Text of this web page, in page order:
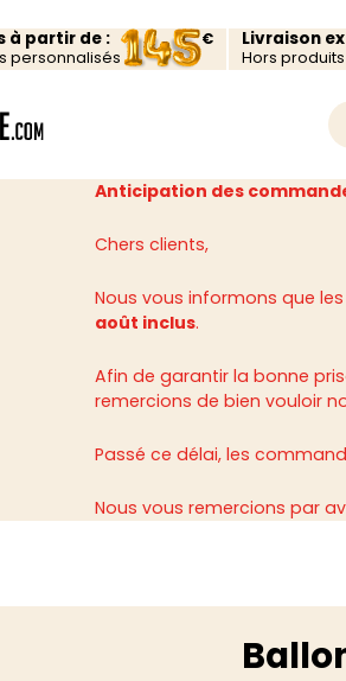
à partir de :
personnalisés
€ Livraison
Hors
Anticipation des
Chers clients,
Nous vous informons que
août inclus.
Afin de garantir la bonne
remercions de bien vouloir
Passé ce délai, les
Nous vous remercions par